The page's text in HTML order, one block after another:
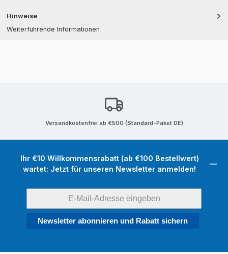
Hinweise
Weiterführende Informationen
Versandkostenfrei ab €500 (Standard-Paket DE)
Ihr €10 Willkommensrabatt (ab €100 Bestellwert)
wartet: Jetzt für unseren Newsletter anmelden!
Newsletter abonnieren und Rabatt sichern